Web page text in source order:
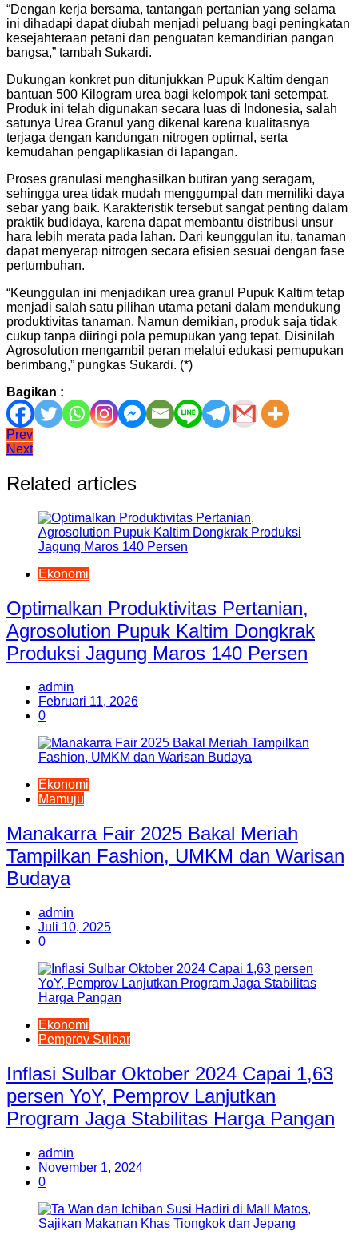
“Dengan kerja bersama, tantangan pertanian yang selama
ini dihadapi dapat diubah menjadi peluang bagi peningkatan
kesejahteraan petani dan penguatan kemandirian pangan
bangsa,” tambah Sukardi.
Dukungan konkret pun ditunjukkan Pupuk Kaltim dengan
bantuan 500 Kilogram urea bagi kelompok tani setempat.
Produk ini telah digunakan secara luas di Indonesia, salah
satunya Urea Granul yang dikenal karena kualitasnya
terjaga dengan kandungan nitrogen optimal, serta
kemudahan pengaplikasian di lapangan.
Proses granulasi menghasilkan butiran yang seragam,
sehingga urea tidak mudah menggumpal dan memiliki daya
sebar yang baik. Karakteristik tersebut sangat penting dalam
praktik budidaya, karena dapat membantu distribusi unsur
hara lebih merata pada lahan. Dari keunggulan itu, tanaman
dapat menyerap nitrogen secara efisien sesuai dengan fase
pertumbuhan.
“Keunggulan ini menjadikan urea granul Pupuk Kaltim tetap
menjadi salah satu pilihan utama petani dalam mendukung
produktivitas tanaman. Namun demikian, produk saja tidak
cukup tanpa diiringi pola pemupukan yang tepat. Disinilah
Agrosolution mengambil peran melalui edukasi pemupukan
berimbang,” pungkas Sukardi. (*)
Bagikan :
Navigasi
pos
Prev
Next
Related articles
Ekonomi
Optimalkan Produktivitas Pertanian,
Agrosolution Pupuk Kaltim Dongkrak
Produksi Jagung Maros 140 Persen
admin
Februari 11, 2026
0
Ekonomi
Mamuju
Manakarra Fair 2025 Bakal Meriah
Tampilkan Fashion, UMKM dan Warisan
Budaya
admin
Juli 10, 2025
0
Ekonomi
Pemprov Sulbar
Inflasi Sulbar Oktober 2024 Capai 1,63
persen YoY, Pemprov Lanjutkan
Program Jaga Stabilitas Harga Pangan
admin
November 1, 2024
0